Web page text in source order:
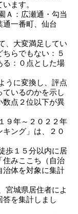
ます。
Ａ：広瀬通・勾当
通一番町、仙台
、大変満足してい
らでもない：５
る：０点とした場
うに変換し、評点
いるのかを示し
数点２位以下が異
９年～２０２２年
ング」は、２０
歩１５分以内に居
住みここち（自治
治体を対象に集計
宮城県居住者によ
答を集計しまし